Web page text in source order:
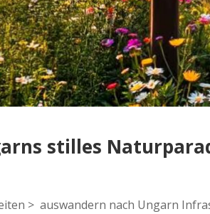
stilles
> auswandern nach Ungarn